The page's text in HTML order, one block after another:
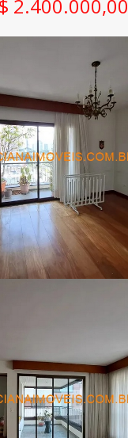
2.400.000,00